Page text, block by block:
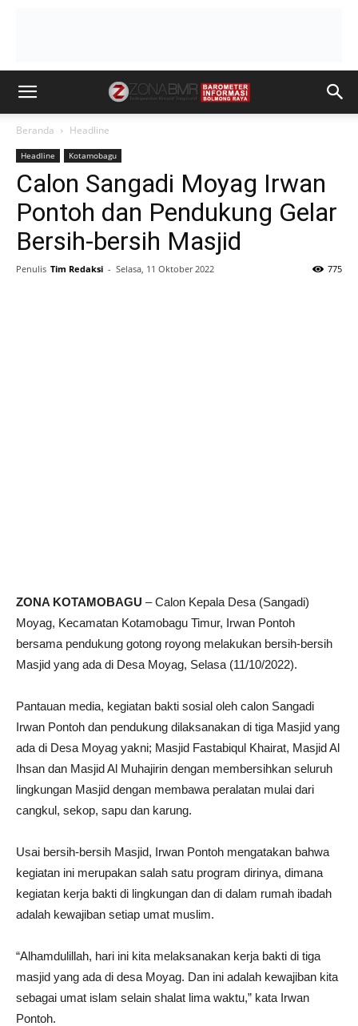
Beranda Headline
Headline Kotamobagu
Calon Sangadi Moyag Irwan
Pontoh dan Pendukung Gelar
Bersih-bersih Masjid
Penulis Tim Redaksi - Selasa, 11 Oktober 2022 775
ZONA KOTAMOBAGU – Calon Kepala Desa (Sangadi)
Moyag, Kecamatan Kotamobagu Timur, Irwan Pontoh
bersama pendukung gotong royong melakukan bersih-bersih
Masjid yang ada di Desa Moyag, Selasa (11/10/2022).
Pantauan media, kegiatan bakti sosial oleh calon Sangadi
Irwan Pontoh dan pendukung dilaksanakan di tiga Masjid yang
ada di Desa Moyag yakni; Masjid Fastabiqul Khairat, Masjid Al
Ihsan dan Masjid Al Muhajirin dengan membersihkan seluruh
lingkungan Masjid dengan membawa peralatan mulai dari
cangkul, sekop, sapu dan karung.
Usai bersih-bersih Masjid, Irwan Pontoh mengatakan bahwa
kegiatan ini merupakan salah satu program dirinya, dimana
kegiatan kerja bakti di lingkungan dan di dalam rumah ibadah
adalah kewajiban setiap umat muslim.
“Alhamdulillah, hari ini kita melaksanakan kerja bakti di tiga
masjid yang ada di desa Moyag. Dan ini adalah kewajiban kita
sebagai umat islam selain shalat lima waktu,” kata Irwan
Pontoh.